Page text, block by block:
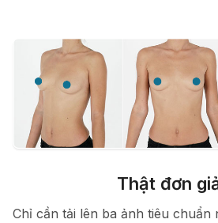
Thật đơn
Chỉ cần tải lên ba ảnh tiêu chuẩn